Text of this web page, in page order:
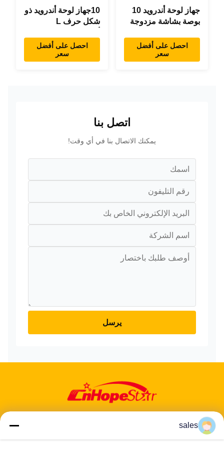
جهاز لوحة أندرويد 10
بوصة بشاشة مزدوجة
POE إعلانات جهاز
كمبيوتر لوحي
احصل على أفضل
سعر
10جهاز لوحة أندرويد ذو
شكل حرف L
جهاز لوحة IPS جهاز
لوحة لمس للمطعم
احصل على أفضل
سعر
اتصل بنا
يمكنك الاتصال بنا في أي وقت!
يرسل
sales